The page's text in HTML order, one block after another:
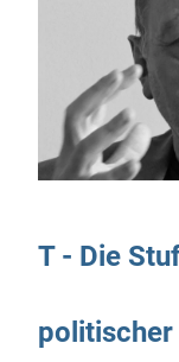
T - Die
politischer